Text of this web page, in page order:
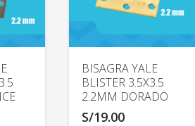
BISAGRA YALE
BLISTER 3.5X3.5
2.2MM DORADO
S/19.00